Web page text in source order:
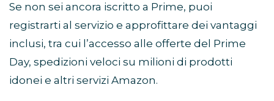
Se non sei ancora iscritto a Prime, puoi
registrarti al servizio e approfittare dei vantaggi
inclusi, tra cui l’accesso alle offerte del Prime
Day, spedizioni veloci su milioni di prodotti
idonei e altri servizi Amazon.